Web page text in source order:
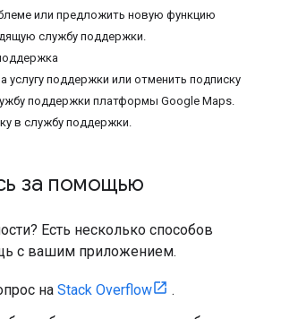
или предложить новую функцию
службу поддержки.
услугу поддержки или отменить подписку
поддержки платформы Google Maps.
в службу поддержки.
за помощью
Есть несколько способов
с вашим приложением.
на Stack Overflow
.